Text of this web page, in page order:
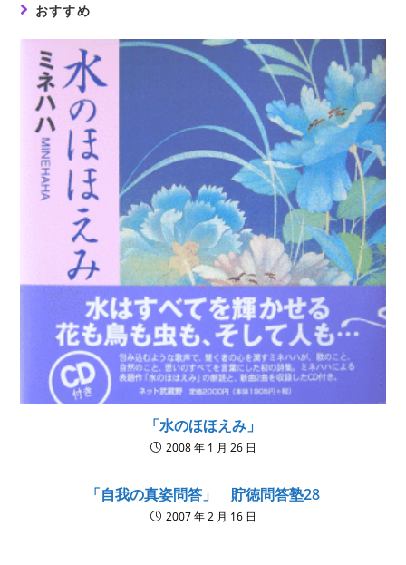
おすすめ
「水のほほえみ」
2008 年 1 月 26 日
「自我の真姿問答」 貯徳問答塾28
2007 年 2 月 16 日